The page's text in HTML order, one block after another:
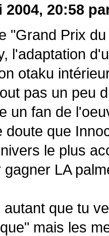
2004, 20:58
"Grand Prix
l'adaptation
otaku
pas un peu
un fan de
doute que
le plus
LA
que tu
mais les